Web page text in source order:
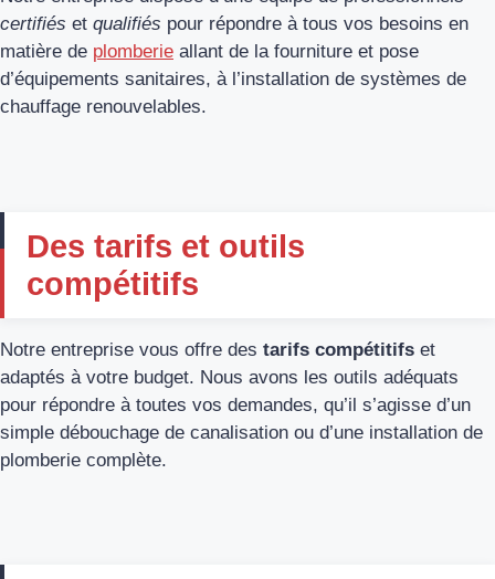
certifiés et qualifiés pour répondre à tous vos besoins en
matière de plomberie allant de la fourniture et pose
d’équipements sanitaires, à l’installation de systèmes de
chauffage renouvelables.
Des tarifs et outils
compétitifs
Notre entreprise vous offre des tarifs compétitifs et
adaptés à votre budget. Nous avons les outils adéquats
pour répondre à toutes vos demandes, qu’il s’agisse d’un
simple débouchage de canalisation ou d’une installation de
plomberie complète.